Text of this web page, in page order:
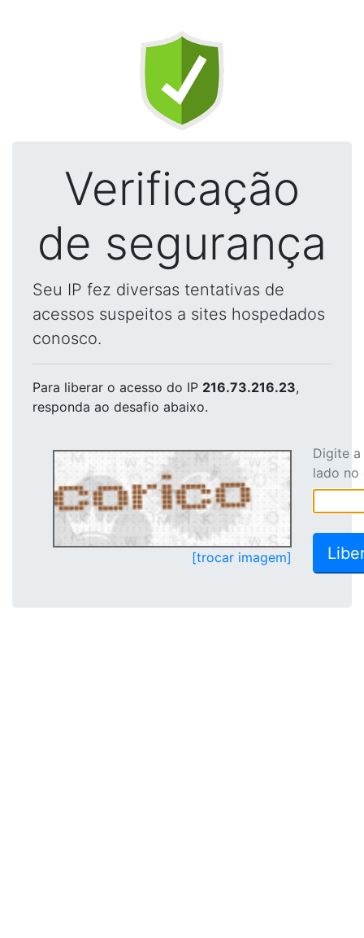
Verificação
de segurança
Seu IP fez diversas tentativas de
acessos suspeitos a sites hospedados
conosco.
Para liberar o acesso do IP 216.73.216.23,
responda ao desafio abaixo.
[trocar imagem]
Digite
lado no